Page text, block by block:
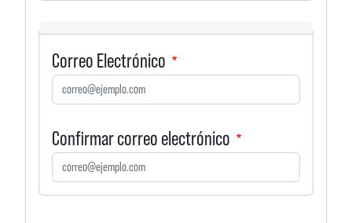
Correo Electrónico
Correo Electrónico
Confirmar correo electrónico